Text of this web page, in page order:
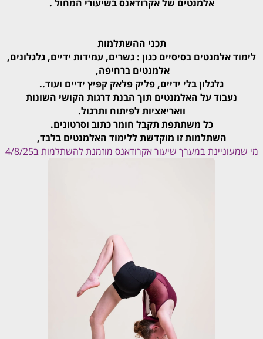
אלמנטים של אקרודאנס בשיעורי המחול .
תכני ההשתלמות
לימוד אלמנטים בסיסיים כגון : גשרים, עמידות ידיים, גלגלונים,
אלמנטים ברחיפה,
גלגלון בלי ידיים, פליק פלאק קפיץ ידיים ועוד..
נעבוד על האלמנטים תוך הבנת דרגות הקושי השונות
וואריאציות לפיתוח ותרגול.
כל משתתפת תקבל חומר כתוב וסרטונים.
השתלמות זו מוקדשת ללימוד האלמנטים בלבד,
מי שמעוניינת במערך שיעור אקרודאנס מוזמנת להשתלמות ב4/8/25